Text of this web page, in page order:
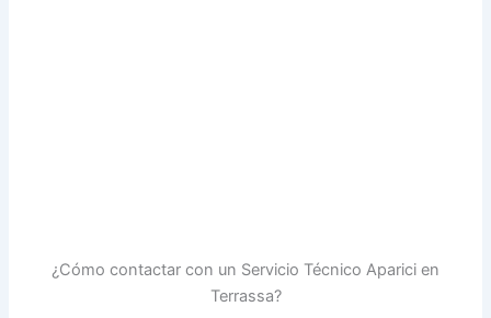
¿Cómo contactar con un Servicio Técnico Aparici en
Terrassa?